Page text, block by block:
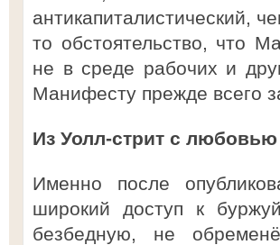
антикапиталистический,
то обстоятельство, что
не в среде рабочих и
Манифесту прежде всего
Из Уолл-стрит с любовью
Именно после
широкий доступ к
безбедную, не